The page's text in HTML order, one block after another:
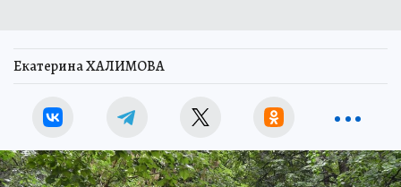
Екатерина ХАЛИМОВА